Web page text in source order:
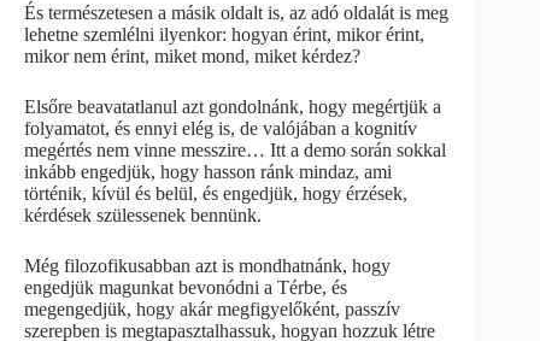
És természetesen a másik oldalt is, az adó oldalát is meg
lehetne szemlélni ilyenkor: hogyan érint, mikor érint,
mikor nem érint, miket mond, miket kérdez?
Elsőre beavatatlanul azt gondolnánk, hogy megértjük a
folyamatot, és ennyi elég is, de valójában a kognitív
megértés nem vinne messzire… Itt a demo során sokkal
inkább engedjük, hogy hasson ránk mindaz, ami
történik, kívül és belül, és engedjük, hogy érzések,
kérdések szülessenek bennünk.
Még filozofikusabban azt is mondhatnánk, hogy
engedjük magunkat bevonódni a Térbe, és
megengedjük, hogy akár megfigyelőként, passzív
szerepben is megtapasztalhassuk, hogyan hozzuk létre